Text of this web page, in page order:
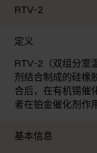
RTV-2
定义
RTV-2（双组分室
剂结合制成的硅橡
合后，在有机锡催
者在铂金催化剂作
基本信息